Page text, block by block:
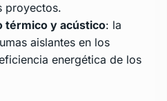
proyectos.
térmico y acústico: la
aislantes en los
energética de los